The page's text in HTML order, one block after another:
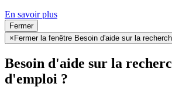
En savoir plus
Fermer
×Fermer la fenêtre Besoin d'aide sur la
Besoin d'aide sur la
d'emploi ?